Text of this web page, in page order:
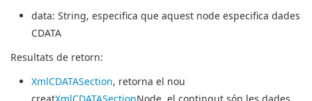
data: String, especifica que aquest node especifica dades
CDATA
Resultats de retorn:
XmlCDATASection, retorna el nou
creatXmlCDATASectionNode, el contingut són les dades